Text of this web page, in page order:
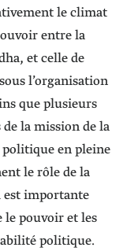
le climat
entre la
et celle de
l’organisation
que plusieurs
la mission de la
politique en pleine
le rôle de la
importante
pouvoir et les
politique.